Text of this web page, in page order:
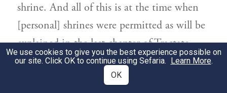
shrine. And all of this is at the time when
[personal] shrines were permitted as will be
explained in the last chapter of Tractate
Zevakhim (Chapter 14, Mishnayot 4-8).
We use cookies to give you the best experience possible on
our site. Click OK to continue using Sefaria. Learn More.
OK